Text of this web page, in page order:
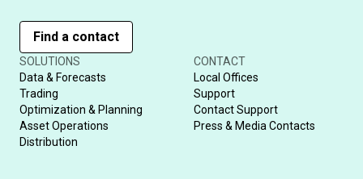
Find a contact
SOLUTIONS
Data & Forecasts
Trading
Optimization & Planning
Asset Operations
Distribution
CONTACT
Local Offices
Support
Contact Support
Press & Media Contacts